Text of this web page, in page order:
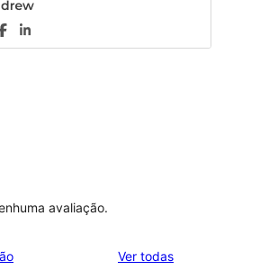
avaliação.
Ver todasavaliações